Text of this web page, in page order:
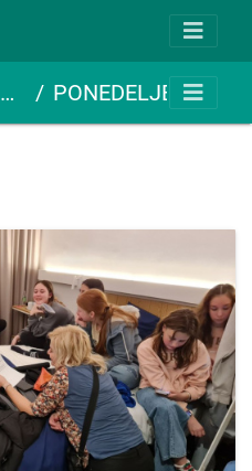
PONEDELJEK, 16.1.2023